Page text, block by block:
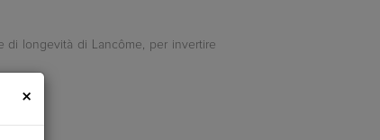
di longevità di Lancôme, per invertire
×